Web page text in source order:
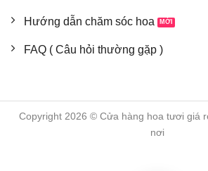
Hướng dẫn chăm sóc hoa
FAQ ( Câu hỏi thường gặp )
Copyright 2026 © Cửa hàng hoa tươi giá
nơi